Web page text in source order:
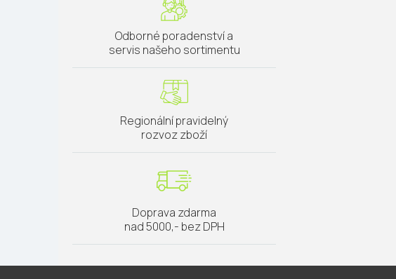
Odborné poradenství a
servis našeho sortimentu
Regionální pravidelný
rozvoz zboží
Doprava zdarma
nad 5000,- bez DPH